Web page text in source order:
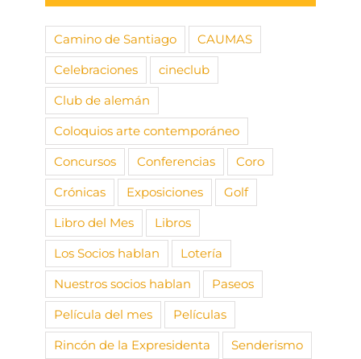
Camino de Santiago
CAUMAS
Celebraciones
cineclub
Club de alemán
Coloquios arte contemporáneo
Concursos
Conferencias
Coro
Crónicas
Exposiciones
Golf
Libro del Mes
Libros
Los Socios hablan
Lotería
Nuestros socios hablan
Paseos
Película del mes
Películas
Rincón de la Expresidenta
Senderismo